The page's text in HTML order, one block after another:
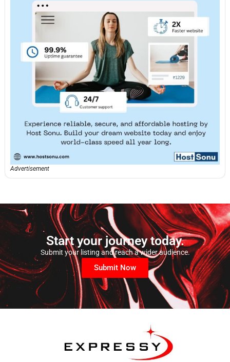
Advertisement
Start your journey today.
Submit your listing and reach a wider audience.
Submit Now